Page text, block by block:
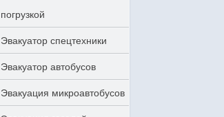
погрузкой
Эвакуатор спецтехники
Эвакуатор автобусов
Эвакуация микроавтобусов